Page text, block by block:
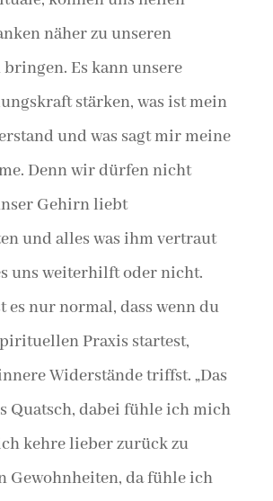
näher zu unseren
Es kann unsere
stärken, was ist mein
und was sagt mir meine
Denn wir dürfen nicht
Gehirn liebt
und alles was ihm vertraut
uns weiterhilft oder nicht.
es nur normal, dass wenn du
Praxis startest,
Widerstände triffst. „Das
Quatsch, dabei fühle ich mich
kehre lieber zurück zu
Gewohnheiten, da fühle ich